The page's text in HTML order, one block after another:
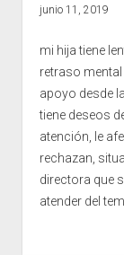
junio 11, 2019
mi hija tiene
retraso
apoyo desde
tiene deseos
atención, le
rechazan,
directora que
atender del